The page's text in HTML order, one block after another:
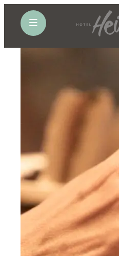
öffne Navigation